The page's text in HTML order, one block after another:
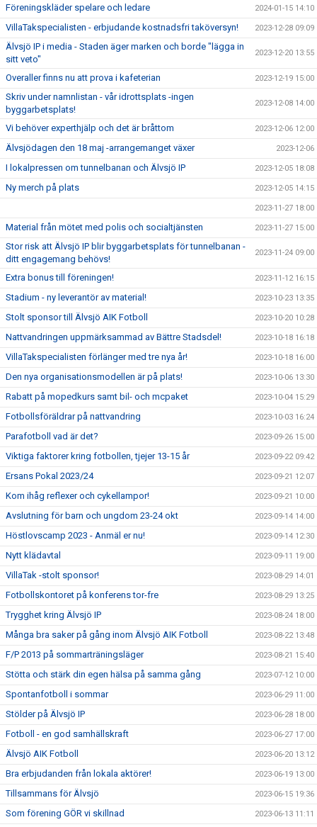
Föreningskläder spelare och ledare 2024-01-15 14:10
VillaTakspecialisten - erbjudande kostnadsfri taköversyn! 2023-12-28 09:09
Älvsjö IP i media - Staden äger marken och borde "lägga in
sitt veto"
2023-12-20 13:55
Overaller finns nu att prova i kafeterian 2023-12-19 15:00
Skriv under namnlistan - vår idrottsplats -ingen
byggarbetsplats!
2023-12-08 14:00
Vi behöver experthjälp och det är bråttom 2023-12-06 12:00
Älvsjödagen den 18 maj -arrangemanget växer 2023-12-06
I lokalpressen om tunnelbanan och Älvsjö IP 2023-12-05 18:08
Ny merch på plats 2023-12-05 14:15
2023-11-27 18:00
Material från mötet med polis och socialtjänsten 2023-11-27 15:00
Stor risk att Älvsjö IP blir byggarbetsplats för tunnelbanan -
ditt engagemang behövs!
2023-11-24 09:00
Extra bonus till föreningen! 2023-11-12 16:15
Stadium - ny leverantör av material! 2023-10-23 13:35
Stolt sponsor till Älvsjö AIK Fotboll 2023-10-20 10:28
Nattvandringen uppmärksammad av Bättre Stadsdel! 2023-10-18 16:18
VillaTakspecialisten förlänger med tre nya år! 2023-10-18 16:00
Den nya organisationsmodellen är på plats! 2023-10-06 13:30
Rabatt på mopedkurs samt bil- och mcpaket 2023-10-04 15:29
Fotbollsföräldrar på nattvandring 2023-10-03 16:24
Parafotboll vad är det? 2023-09-26 15:00
Viktiga faktorer kring fotbollen, tjejer 13-15 år 2023-09-22 09:42
Ersans Pokal 2023/24 2023-09-21 12:07
Kom ihåg reflexer och cykellampor! 2023-09-21 10:00
Avslutning för barn och ungdom 23-24 okt 2023-09-14 14:00
Höstlovscamp 2023 - Anmäl er nu! 2023-09-14 12:30
Nytt klädavtal 2023-09-11 19:00
VillaTak -stolt sponsor! 2023-08-29 14:01
Fotbollskontoret på konferens tor-fre 2023-08-29 13:25
Trygghet kring Älvsjö IP 2023-08-24 18:00
Många bra saker på gång inom Älvsjö AIK Fotboll 2023-08-22 13:48
F/P 2013 på sommarträningsläger 2023-08-21 15:40
Stötta och stärk din egen hälsa på samma gång 2023-07-12 10:00
Spontanfotboll i sommar 2023-06-29 11:00
Stölder på Älvsjö IP 2023-06-28 18:00
Fotboll - en god samhällskraft 2023-06-27 17:00
Älvsjö AIK Fotboll 2023-06-20 13:12
Bra erbjudanden från lokala aktörer! 2023-06-19 13:00
Tillsammans för Älvsjö 2023-06-15 19:36
Som förening GÖR vi skillnad 2023-06-13 11:11